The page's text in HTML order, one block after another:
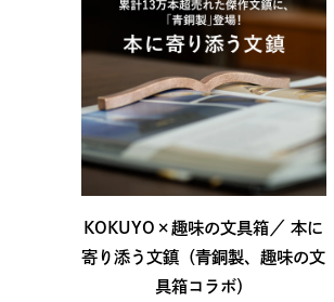
KOKUYO×趣味の文具箱／ 本に
寄り添う文鎮（青銅製、趣味の文
具箱コラボ）